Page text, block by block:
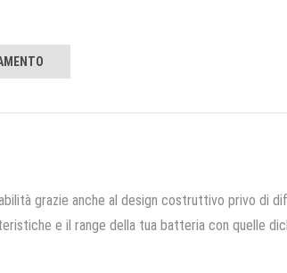
grazie anche al design costruttivo privo di
e il range della tua batteria con quelle